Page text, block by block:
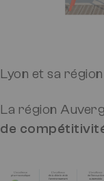
Lyon et sa
La région
de
Image